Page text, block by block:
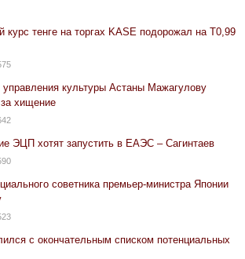
курс тенге на торгах KASE подорожал на Т0,99
культуры Астаны Мажагулову
хищение
ЭЦП хотят запустить в ЕАЭС – Сагинтаев
советника премьер-министра Японии
с окончательным списком потенциальных